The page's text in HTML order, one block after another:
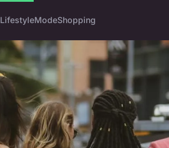
LifestyleModeShopping